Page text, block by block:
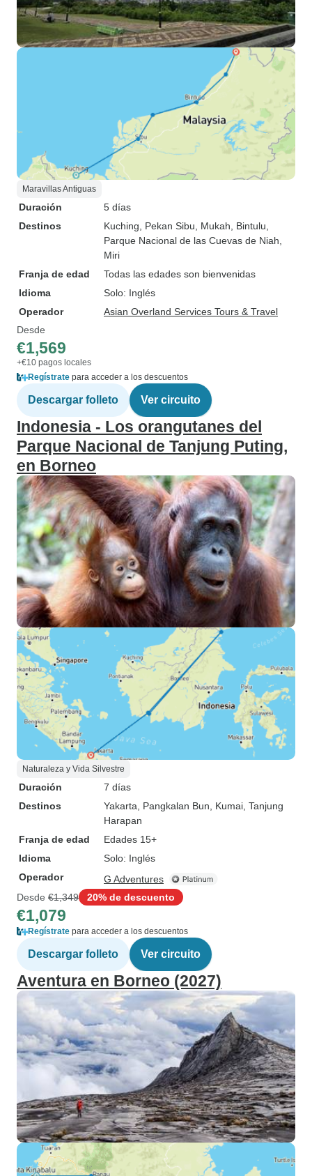
Maravillas Antiguas
Duración
5 días
Destinos
Kuching , Pekan Sibu , Mukah , Bintulu
Parque Nacional de las Cuevas de Niah
Miri
Franja de edad
Todas las edades son bienvenidas
Idioma
Solo: Inglés
Operador
Asian Overland Services Tours & Travel
Desde
€1,569
+€10 pagos locales
Regístrate para acceder a los descuentos
Descargar folleto Ver circuito
Indonesia - Los orangutanes del
Parque Nacional de Tanjung Puting,
en Borneo
Naturaleza y Vida Silvestre
Duración
7 días
Destinos
Yakarta , Pangkalan Bun , Kumai , Tanjung
Harapan
Franja de edad
Edades 15+
Idioma
Solo: Inglés
Operador
G Adventures
Desde €1,349 20% de descuento
€1,079
Regístrate para acceder a los descuentos
Descargar folleto Ver circuito
Aventura en Borneo (2027)